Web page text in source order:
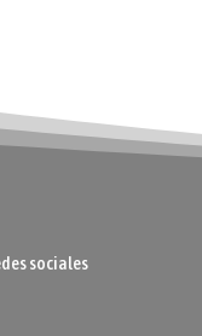
sociales